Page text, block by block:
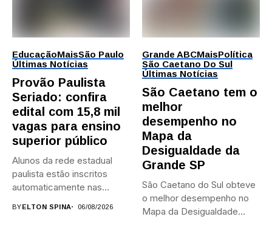
EducaçãoMaisSão Paulo
Últimas Notícias
Provão Paulista
Seriado: confira
edital com 15,8 mil
vagas para ensino
superior público
Alunos da rede estadual
paulista estão inscritos
automaticamente nas
BYELTON SPINA 06/08/2026
Grande ABCMaisPolítica
São Caetano Do Sul
Últimas Notícias
São Caetano tem o
melhor
desempenho no
Mapa da
Desigualdade da
Grande SP
São Caetano do Sul obteve
o melhor desempenho no
Mapa da Desigualdade...